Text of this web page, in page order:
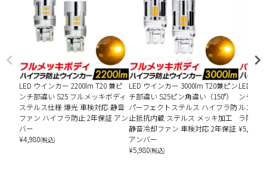
LED ウインカー 2200lm T20 兼ピ
ンチ部違い S25 フルメッキボディ
ステルス仕様 爆光 車検対応 静音
ファン ハイフラ防止 2年保証 アン
バー
¥4,980(税込)
LED ウインカー 3000lm T20兼ピン
チ部違い S25ピン角違い（150°）
パーフェクトステルス ハイフラ防
止抵抗内蔵 ステルス メッキ加工
静音冷却ファン 車検対応 2年保証
アンバー
¥5,980(税込)
LED ウ
ンチ部
ルス 車
ラ防止
¥5,780